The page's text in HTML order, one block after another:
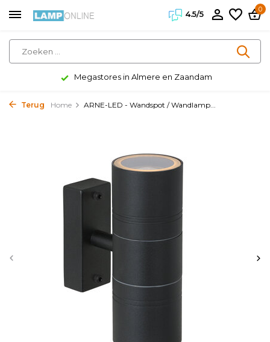
4.5/5
0
Megastores in Almere en Zaandam
Terug Home ARNE-LED - Wandspot / Wandlamp...